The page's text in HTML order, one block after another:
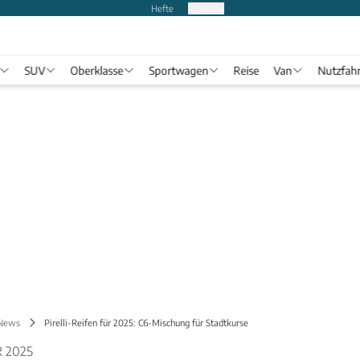
Hefte
SUV Oberklasse Sportwagen Reise Van
Pirelli-Reifen für 2025: C6-Mischung für Stadtkurse
2025